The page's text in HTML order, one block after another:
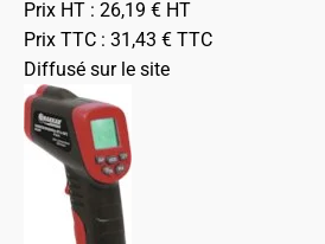
Prix HT : 26,19 € HT
Prix TTC : 31,43 € TTC
Diffusé sur le site